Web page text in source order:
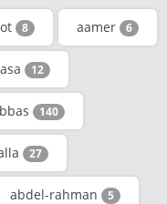
8 aamer 6
12
140
27
abdel-rahman 5